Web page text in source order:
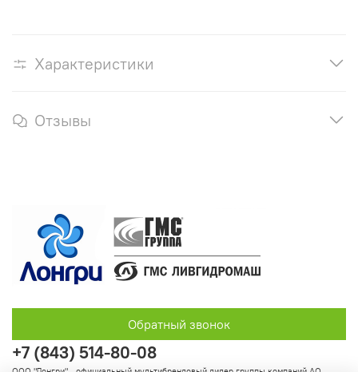
Характеристики
Отзывы
+7 (843) 514-80-08
Обратный звонок